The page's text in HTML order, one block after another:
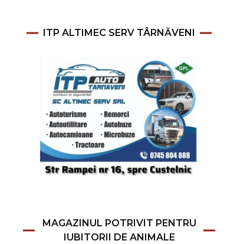
ITP ALTIMEC SERV TÂRNĂVENI
MAGAZINUL POTRIVIT PENTRU
IUBITORII DE ANIMALE